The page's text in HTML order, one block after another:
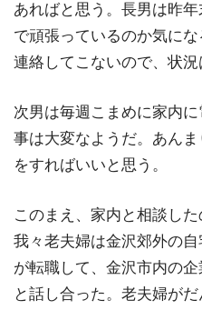
あればと思う。長男は昨
で頑張っているのか気に
連絡してこないので、状況
次男は毎週こまめに家内
事は大変なようだ。あん
をすればいいと思う。
このまえ、家内と相談し
我々老夫婦は金沢郊外の
が転職して、金沢市内の
と話し合った。老夫婦が